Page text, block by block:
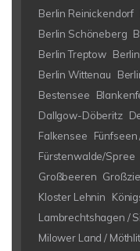
Berlin Reinickendorf
Berlin Schöneberg
Berlin Treptow
Berlin Wittenau
Bestensee
Dallgow-Döberitz
Falkensee
Fürstenwalde/Spree
Großbeeren
Kloster Lehnin
Lambrechtshagen /
Milower Land /